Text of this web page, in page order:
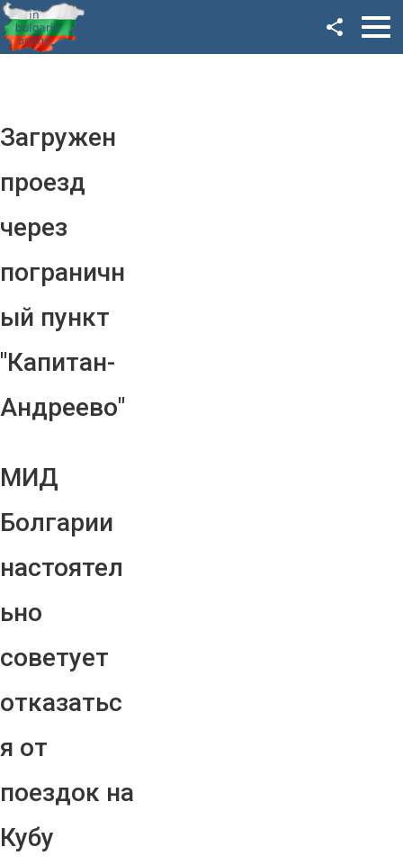
Загружен
проезд
через
пограничн
ый пункт
"Капитан-
Андреево"
МИД
Болгарии
настоятел
ьно
советует
отказатьс
я от
поездок на
Кубу